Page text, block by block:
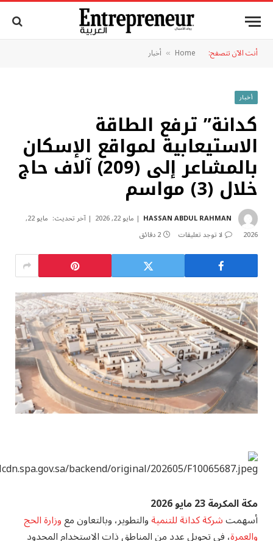
أنت الآن تتصفح: Home
» أخبار
أخبار
كدانة” ترفع الطاقة
الاستيعابية لمواقع الإسكان
بالمشاعر إلى (209) آلاف حاج
خلال (3) مواسم
HASSAN ABDUL RAHMAN مايو 22, 2026 آخر تحديث:
مايو 22,
2026
لا توجد تعليقات 2 دقائق
مكة المكرمة 23 مايو 2026
أسهمتشركة كدانة للتنميةوالتطوير، وبالتعاون معوزارة الحج
والعمرة، في تحويل عدد من المناطق ذات الاستخدام المحدود